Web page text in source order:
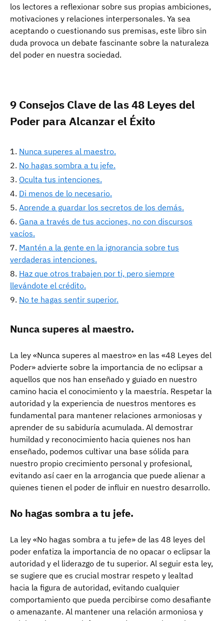
los lectores a reflexionar sobre sus propias ambiciones,
motivaciones y relaciones interpersonales. Ya sea
aceptando o cuestionando sus premisas, este libro sin
duda provoca un debate fascinante sobre la naturaleza
del poder en nuestra sociedad.
9 Consejos Clave de las 48 Leyes del
Poder para Alcanzar el Éxito
Nunca superes al maestro.
No hagas sombra a tu jefe.
Oculta tus intenciones.
Di menos de lo necesario.
Aprende a guardar los secretos de los demás.
Gana a través de tus acciones, no con discursos
vacíos.
Mantén a la gente en la ignorancia sobre tus
verdaderas intenciones.
Haz que otros trabajen por ti, pero siempre
llevándote el crédito.
No te hagas sentir superior.
Nunca superes al maestro.
La ley «Nunca superes al maestro» en las «48 Leyes del
Poder» advierte sobre la importancia de no eclipsar a
aquellos que nos han enseñado y guiado en nuestro
camino hacia el conocimiento y la maestría. Respetar la
autoridad y la experiencia de nuestros mentores es
fundamental para mantener relaciones armoniosas y
aprender de su sabiduría acumulada. Al demostrar
humildad y reconocimiento hacia quienes nos han
enseñado, podemos cultivar una base sólida para
nuestro propio crecimiento personal y profesional,
evitando así caer en la arrogancia que puede alienar a
quienes tienen el poder de influir en nuestro desarrollo.
No hagas sombra a tu jefe.
La ley «No hagas sombra a tu jefe» de las 48 leyes del
poder enfatiza la importancia de no opacar o eclipsar la
autoridad y el liderazgo de tu superior. Al seguir esta ley,
se sugiere que es crucial mostrar respeto y lealtad
hacia la figura de autoridad, evitando cualquier
comportamiento que pueda percibirse como desafiante
o amenazante. Al mantener una relación armoniosa y